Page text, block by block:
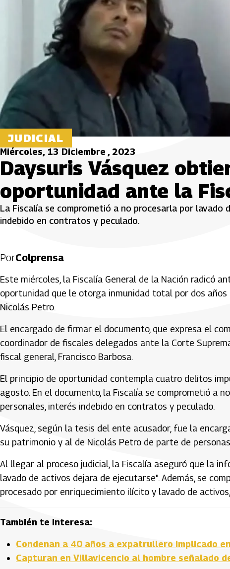
JUDICIAL
Miércoles, 13 Diciembre , 2023
Daysuris Vásquez
oportunidad ante la
La Fiscalía se comprometió a no procesarla por
indebido en contratos y peculado.
PorColprensa
Este miércoles, la Fiscalía General de la Nación radicó
oportunidad que le otorga inmunidad total por dos años
Nicolás Petro.
El encargado de firmar el documento, que expresa el
coordinador de fiscales delegados ante la Corte
fiscal general, Francisco Barbosa.
El principio de oportunidad contempla cuatro delitos
agosto. En el documento, la Fiscalía se comprometió a
personales, interés indebido en contratos y peculado.
Vásquez, según la tesis del ente acusador, fue la
su patrimonio y al de Nicolás Petro de parte de
Al llegar al proceso judicial, la Fiscalía aseguró que la
lavado de activos dejara de ejecutarse". Además, se
procesado por enriquecimiento ilícito y lavado de
También te interesa:
Condenan a 40 años a expatrullero implicado
Capturan en Villavicencio al hombre señalado